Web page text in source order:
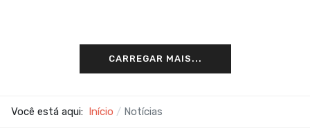
CARREGAR MAIS...
Você está aqui: Início Notícias